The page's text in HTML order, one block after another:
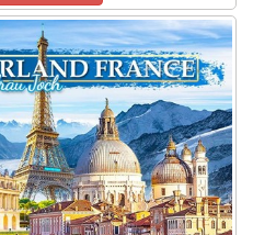
10 วัน 7 คืน (TG)